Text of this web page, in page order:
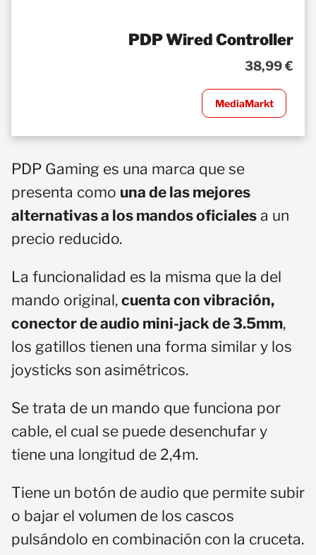
PDP Wired Controller
38,99 €
MediaMarkt
PDP Gaming es una marca que se
presenta como una de las mejores
alternativas a los mandos oficiales a un
precio reducido.
La funcionalidad es la misma que la del
mando original, cuenta con vibración,
conector de audio mini-jack de 3.5mm,
los gatillos tienen una forma similar y los
joysticks son asimétricos.
Se trata de un mando que funciona por
cable, el cual se puede desenchufar y
tiene una longitud de 2,4m.
Tiene un botón de audio que permite subir
o bajar el volumen de los cascos
pulsándolo en combinación con la cruceta.